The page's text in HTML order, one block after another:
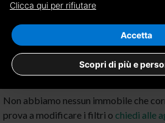
affitto a Camaldoli,
Non abbiamo nessun immobile che
prova a modificare i filtri o chiedi alle
Clicca qui per rifiutare
Scopri di più e
Accetta